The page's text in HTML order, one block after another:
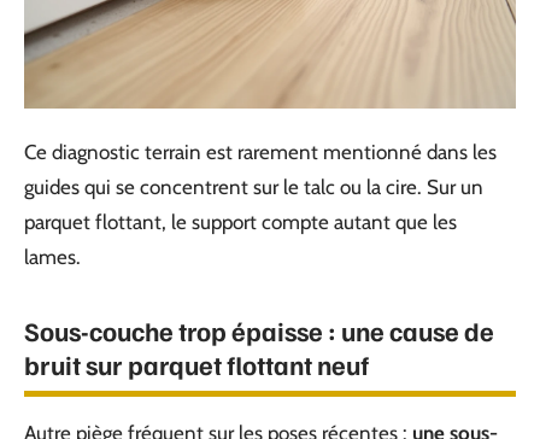
Ce diagnostic terrain est rarement mentionné dans les
guides qui se concentrent sur le talc ou la cire. Sur un
parquet flottant, le support compte autant que les
lames.
Sous-couche trop épaisse : une cause de
bruit sur parquet flottant neuf
Autre piège fréquent sur les poses récentes : une sous-